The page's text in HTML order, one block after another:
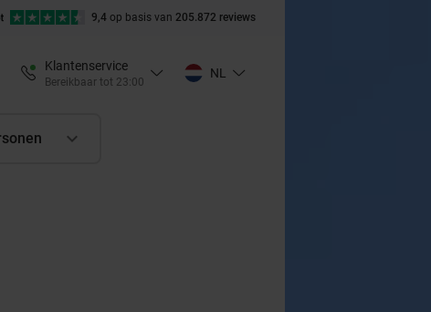
9,4 op basis van 205.872 reviews
Klantenservice
Bereikbaar tot 23:00
NL